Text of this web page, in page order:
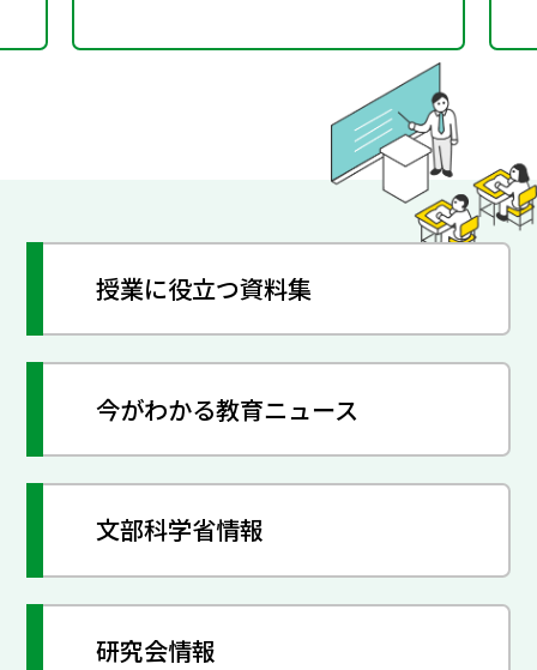
授業に役立つ資料集
今がわかる教育ニュース
文部科学省情報
研究会情報